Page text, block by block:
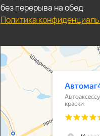
без перерыва на обед
Политика